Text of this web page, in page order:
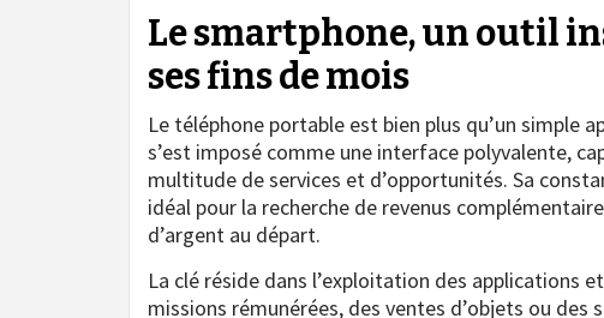
Le smartphone, un outil
ses fins de mois
Le téléphone portable est bien plus qu’un simple
s’est imposé comme une interface polyvalente,
multitude de services et d’opportunités. Sa
idéal pour la recherche de revenus
d’argent au départ.
La clé réside dans l’exploitation des applications
missions rémunérées, des ventes d’objets ou des